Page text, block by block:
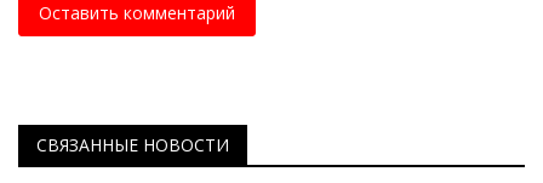
Оставить комментарий
СВЯЗАННЫЕ НОВОСТИ